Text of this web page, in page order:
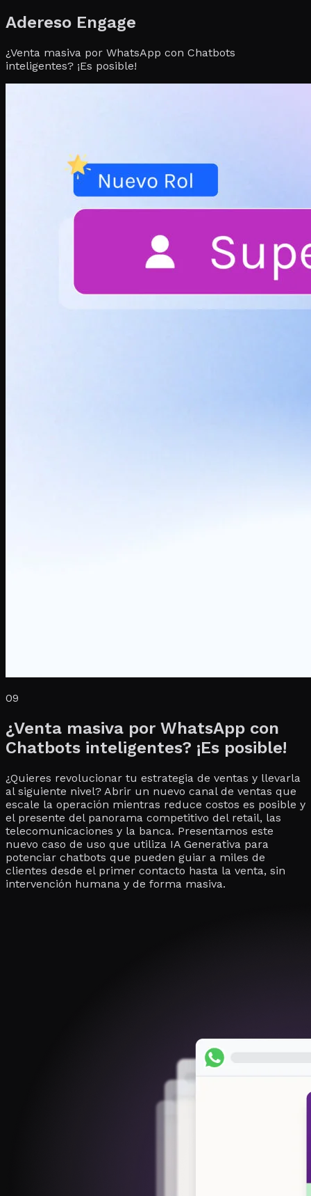
Adereso Engage
¿Venta masiva por WhatsApp con Chatbots
inteligentes? ¡Es posible!
09
¿Venta masiva por WhatsApp con
Chatbots inteligentes? ¡Es posible!
¿Quieres revolucionar tu estrategia de ventas y llevarla
al siguiente nivel? Abrir un nuevo canal de ventas que
escale la operación mientras reduce costos es posible y
el presente del panorama competitivo del retail, las
telecomunicaciones y la banca. Presentamos este
nuevo caso de uso que utiliza IA Generativa para
potenciar chatbots que pueden guiar a miles de
clientes desde el primer contacto hasta la venta, sin
intervención humana y de forma masiva.